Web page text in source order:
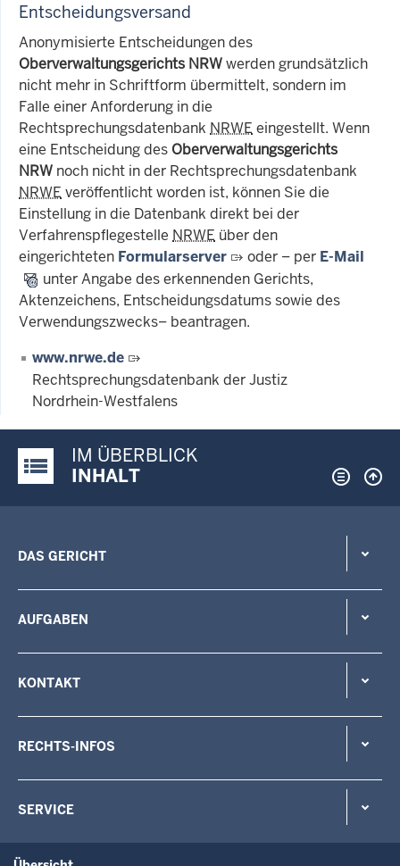
Entscheidungsversand
Anonymisierte Entscheidungen des
Oberverwaltungsgerichts NRWwerden grundsätzlich
nicht mehr in Schriftform übermittelt, sondern im
Falle einer Anforderung in die
Rechtsprechungsdatenbank NRWE eingestellt. Wenn
eine Entscheidung des Oberverwaltungsgerichts
NRW noch nicht in der Rechtsprechungsdatenbank
NRWE veröffentlicht worden ist, können Sie die
Einstellung in die Datenbank direkt bei der
Verfahrenspflegestelle NRWE über den
eingerichteten Formularserver oder – per E-Mail
unter Angabe des erkennenden Gerichts,
Aktenzeichens, Entscheidungsdatums sowie des
Verwendungszwecks– beantragen.
www.nrwe.de
Rechtsprechungsdatenbank der Justiz
Nordrhein-Westfalens
Justiz-Portal im Überblick:
IM ÜBERBLICK
INHALT
DAS GERICHT
AUFGABEN
KONTAKT
RECHTS-INFOS
SERVICE